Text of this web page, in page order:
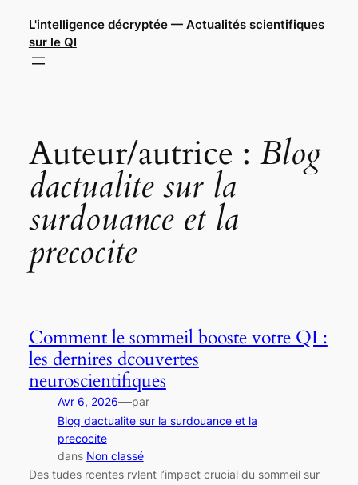
contenu
L'intelligence décryptée — Actualités scientifiques
sur le QI
Auteur/autrice : Blog
dactualite sur la
surdouance et la
precocite
Comment le sommeil booste votre QI :
les dernires dcouvertes
neuroscientifiques
Avr 6, 2026—par
Blog dactualite sur la surdouance et la
precocite
dans Non classé
Des tudes rcentes rvlent l’impact crucial du sommeil sur